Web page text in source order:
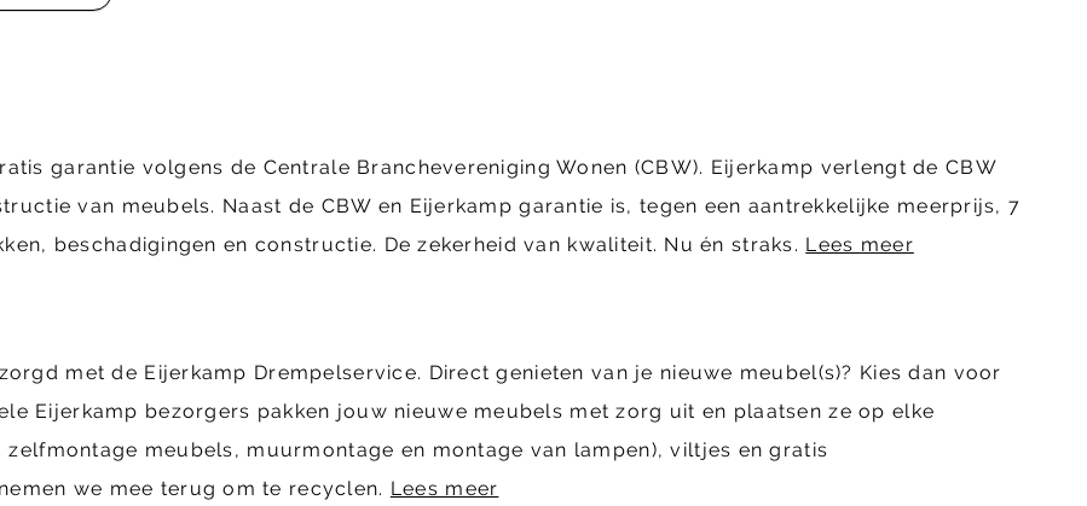
garantie volgens de Centrale Branchevereniging Wonen (CBW). Eijerkamp verlengt de CBW
van meubels. Naast de CBW en Eijerkamp garantie is, tegen een aantrekkelijke meerprijs, 7
beschadigingen en constructie. De zekerheid van kwaliteit. Nu én straks. Lees meer
met de Eijerkamp Drempelservice. Direct genieten van je nieuwe meubel(s)? Kies dan voor
Eijerkamp bezorgers pakken jouw nieuwe meubels met zorg uit en plaatsen ze op elke
meubels, muurmontage en montage van lampen), viltjes en gratis
we mee terug om te recyclen. Lees meer